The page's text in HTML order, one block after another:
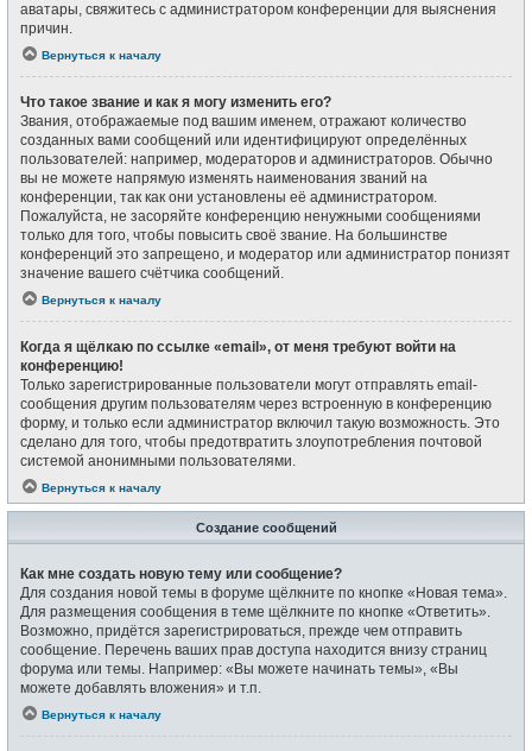
аватары, свяжитесь с администратором конференции для выяснения
причин.
Вернуться к началу
Что такое звание и как я могу изменить его?
Звания, отображаемые под вашим именем, отражают количество
созданных вами сообщений или идентифицируют определённых
пользователей: например, модераторов и администраторов. Обычно
вы не можете напрямую изменять наименования званий на
конференции, так как они установлены её администратором.
Пожалуйста, не засоряйте конференцию ненужными сообщениями
только для того, чтобы повысить своё звание. На большинстве
конференций это запрещено, и модератор или администратор понизят
значение вашего счётчика сообщений.
Вернуться к началу
Когда я щёлкаю по ссылке «email», от меня требуют войти на
конференцию!
Только зарегистрированные пользователи могут отправлять email-
сообщения другим пользователям через встроенную в конференцию
форму, и только если администратор включил такую возможность. Это
сделано для того, чтобы предотвратить злоупотребления почтовой
системой анонимными пользователями.
Вернуться к началу
Создание сообщений
Как мне создать новую тему или сообщение?
Для создания новой темы в форуме щёлкните по кнопке «Новая тема».
Для размещения сообщения в теме щёлкните по кнопке «Ответить».
Возможно, придётся зарегистрироваться, прежде чем отправить
сообщение. Перечень ваших прав доступа находится внизу страниц
форума или темы. Например: «Вы можете начинать темы», «Вы
можете добавлять вложения» и т.п.
Вернуться к началу